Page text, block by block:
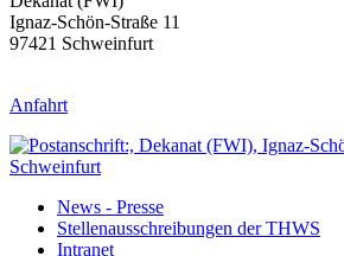
Ignaz-Schön-Straße 11
97421 Schweinfurt
Anfahrt
News - Presse
Stellenausschreibungen der THWS
Intranet